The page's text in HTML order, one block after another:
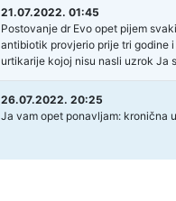
21.07.2022. 01:45
Postovanje dr Evo opet pijem
antibiotik provjerio prije tri godine
urtikarije kojoj nisu nasli uzrok Ja
26.07.2022. 20:25
Ja vam opet ponavljam: kronična